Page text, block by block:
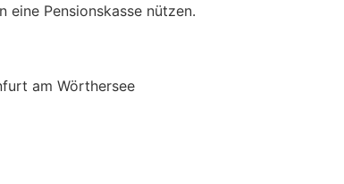
eine Pensionskasse nützen.
am Wörthersee